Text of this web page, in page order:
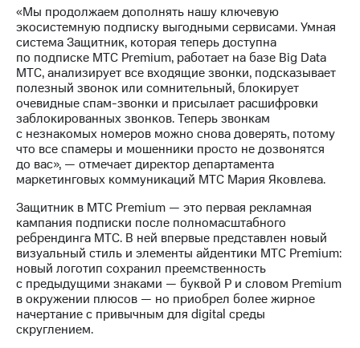
Рынок
облигаций
Описание
Еврооблигации-2023
Уведомление
о
погашении
именных
облигаций
Другое
Реквизиты
Контакты
развитие
деловая этика
На главную
«Мы продолжаем дополнять нашу ключевую
экосистемную подписку выгодными сервисами. Умная
система Защитник, которая теперь доступна
по подписке МТС Premium, работает на базе Big Data
МТС, анализирует все входящие звонки, подсказывает
полезный звонок или сомнительный, блокирует
очевидные спам-звонки и присылает расшифровки
заблокированных звонков. Теперь звонкам
с незнакомых номеров можно снова доверять, потому
что все спамеры и мошенники просто не дозвонятся
до вас», — отмечает директор департамента
маркетинговых коммуникаций МТС Мария Яковлева.
Защитник в МТС Premium — это первая рекламная
кампания подписки после полномасштабного
ребрендинга МТС. В ней впервые представлен новый
визуальный стиль и элементы айдентики МТС Premium:
новый логотип сохранил преемственность
с предыдущими знаками — буквой P и словом Premium
в окружении плюсов — но приобрел более жирное
начертание с привычным для digital среды
скруглением.